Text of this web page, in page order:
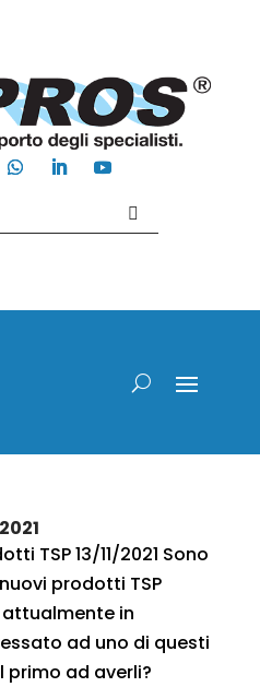
TSP 13/11/2021 Sono
prodotti TSP
in
ad uno di questi
primo ad averli?